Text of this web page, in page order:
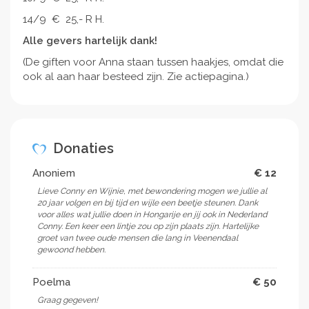
dan blijven bezoeken. Ander bezoek krijgt hij eigenlijk
niet; hij leefde al jaren zeer geïsoleerd in zijn flatje.
fijn zijn als hij ergens kan verblijven waar nog meer
mensen uit Komló wonen. Zo kwamen we uit bij Szent
maar Sanyi Bácsi staat daar nu op de wachtlijst.
Indien Sanyi Bácsi in Szent Borbála Otthon komt te
wonen dan is het financiële tekort nog wat groter
dan nu. Toch hebben we gemeend hem daarvoor te
moeten aanmelden. Misschien kent u dat verhaal van
die jongen op het strand; hij staat tussen duizenden
aangespoelde vissen en gooit ze een voor een terug
eigen handen. Een cynische voorbijganger merkt op:
"Al die moeite, dat heeft toch geen zin." Waarop de
jongen reageert: "Voor deze wel, voor deze wel, voor
14/9 € 25,- R H.
Alle gevers hartelijk dank!
(De giften voor Anna staan tussen haakjes, omdat die
ook al aan haar besteed zijn. Zie actiepagina.)
Donaties
Anoniem € 12
Lieve Conny en Wijnie, met bewondering mogen we jullie al
20 jaar volgen en bij tijd en wijle een beetje steunen. Dank
voor alles wat jullie doen in Hongarije en jij ook in Nederland
Conny. Een keer een lintje zou op zijn plaats zijn. Hartelijke
groet van twee oude mensen die lang in Veenendaal
gewoond hebben.
Poelma € 50
Graag gegeven!